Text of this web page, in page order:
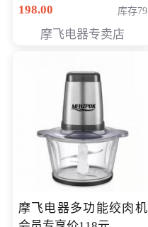
198.00
库存79
摩飞电器专卖店
摩飞电器多功能绞肉机